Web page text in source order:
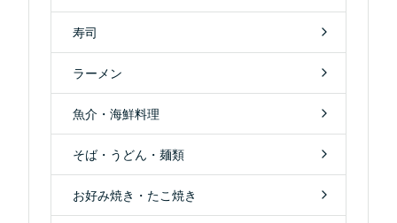
寿司
ラーメン
魚介・海鮮料理
そば・うどん・麺類
お好み焼き・たこ焼き